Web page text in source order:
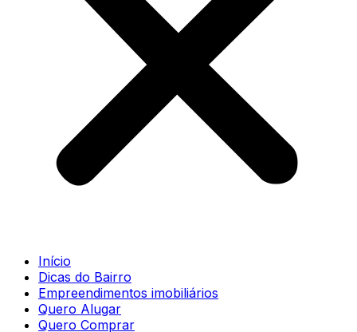
Início
Dicas do Bairro
Empreendimentos imobiliários
Quero Alugar
Quero Comprar